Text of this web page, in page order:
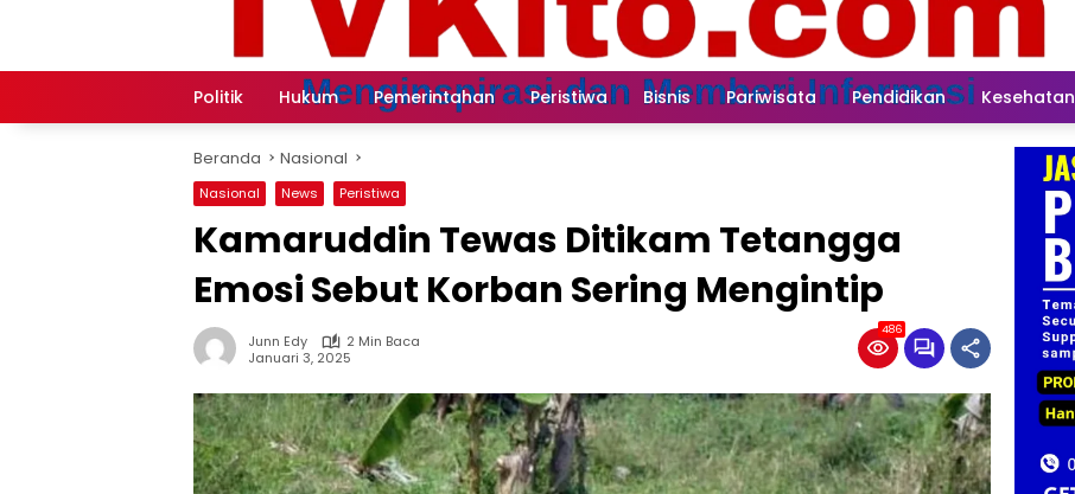
Politik
Hukum Pemerintahan Peristiwa Bisnis Pariwisata Pendidikan Kesehatan
Beranda Nasional
Nasional News Peristiwa
Kamaruddin Tewas Ditikam Tetangga
Emosi Sebut Korban Sering Mengintip
Junn Edy
2 Min Baca
Januari 3, 2025
486